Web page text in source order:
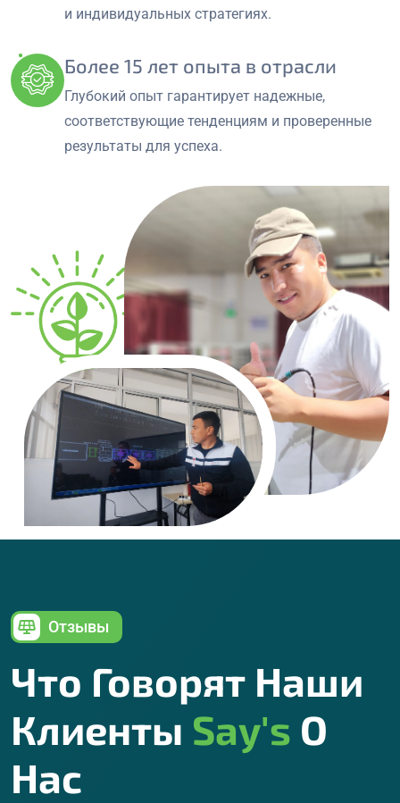
и индивидуальных стратегиях.
Более 15 лет опыта в отрасли
Глубокий опыт гарантирует надежные,
соответствующие тенденциям и проверенные
результаты для успеха.
Отзывы
Что Говорят Наши
Клиенты Say's О
Нас